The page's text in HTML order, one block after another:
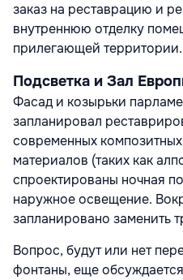
заказ на реставрацию и
внутреннюю отделку
прилегающей территории.
Подсветка и Зал
Фасад и козырьки
запланировал
современных
материалов (таких как
спроектированы ночная
наружное освещение.
запланировано заменить
Вопрос, будут или нет
фонтаны, еще